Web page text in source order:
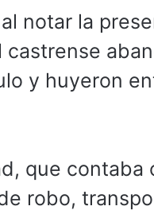
notar la
castrense
y huyeron
que contaba
robo,